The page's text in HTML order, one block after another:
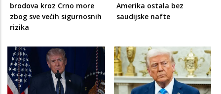
brodova kroz Crno more
zbog sve većih sigurnosnih
rizika
Amerika ostala bez
saudijske nafte